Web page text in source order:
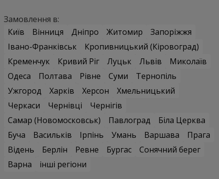
Замовлення в:
Київ
Вінниця Дніпро Житомир
Запоріжжя
Івано-Франківськ
Кропивницький (Кіровоград)
Кременчук
Кривий Ріг Луцьк Львів
Миколаїв
Одеса
Полтава Рівне Суми
Тернопіль
Ужгород
Харків Херсон
Хмельницький
Черкаси
Чернівці
Чернігів
Самар (Новомосковськ)
Павлоград
Біла Церква
Буча
Васильків Ірпінь Умань Варшава
Прага
Відень
Берлін Ревне Бургас
Сонячний берег
Варна
інші регіони